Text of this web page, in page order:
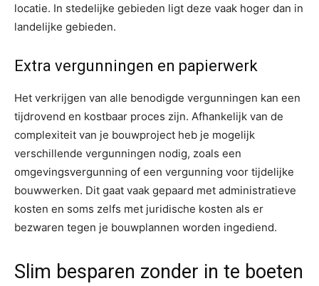
locatie. In stedelijke gebieden ligt deze vaak hoger dan in
landelijke gebieden.
Extra vergunningen en papierwerk
Het verkrijgen van alle benodigde vergunningen kan een
tijdrovend en kostbaar proces zijn. Afhankelijk van de
complexiteit van je bouwproject heb je mogelijk
verschillende vergunningen nodig, zoals een
omgevingsvergunning of een vergunning voor tijdelijke
bouwwerken. Dit gaat vaak gepaard met administratieve
kosten en soms zelfs met juridische kosten als er
bezwaren tegen je bouwplannen worden ingediend.
Slim besparen zonder in te boeten